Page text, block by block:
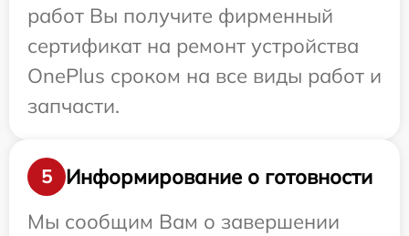
работ Вы получите фирменный
сертификат на ремонт устройства
OnePlus сроком на все виды работ и
запчасти.
5
Информирование о готовности
Мы сообщим Вам о завершении